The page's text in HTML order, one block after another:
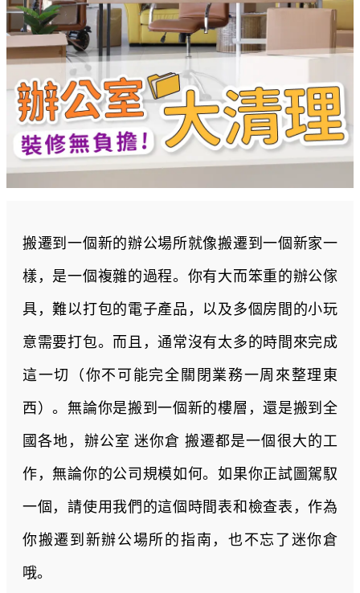
搬遷到一個新的辦公場所就像搬遷到一個新家一
樣，是一個複雜的過程。你有大而笨重的辦公傢
具，難以打包的電子產品，以及多個房間的小玩
意需要打包。而且，通常沒有太多的時間來完成
這一切（你不可能完全關閉業務一周來整理東
西）。無論你是搬到一個新的樓層，還是搬到全
國各地，辦公室 迷你倉 搬遷都是一個很大的工
作，無論你的公司規模如何。如果你正試圖駕馭
一個，請使用我們的這個時間表和檢查表，作為
你搬遷到新辦公場所的指南，也不忘了迷你倉
哦。